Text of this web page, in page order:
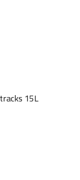
15L